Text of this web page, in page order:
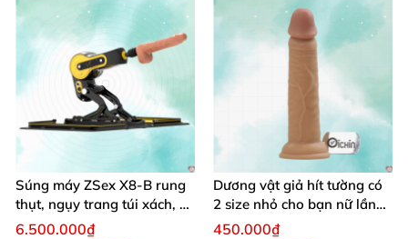
Súng máy ZSex X8-B rung
thụt, ngụy trang túi xách, 9
chế độ rung đa dạng
6.500.000₫
Dương vật giả hít tường có
2 size nhỏ cho bạn nữ lần
đầu sử dụng
450.000₫